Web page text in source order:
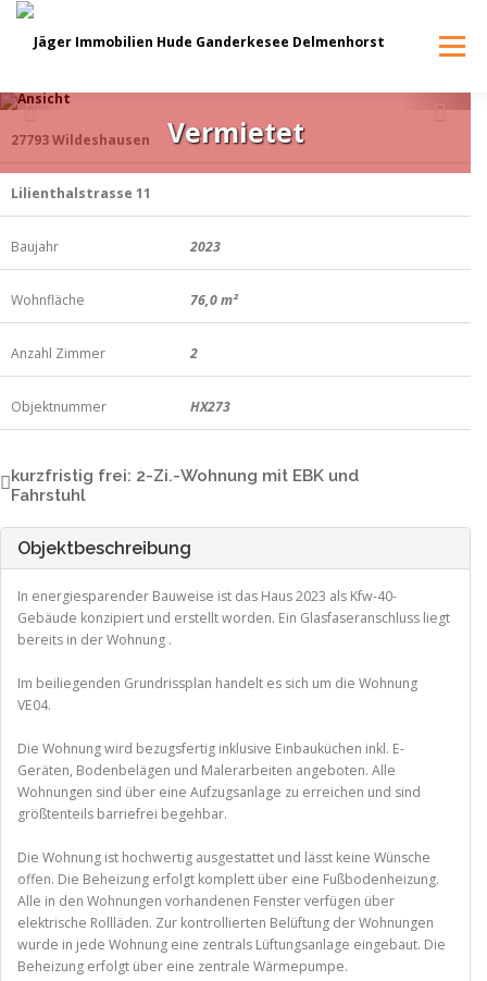
Zum
springen
Menü
LEISTUNGEN KAUFEN MIETEN
KONTAKT
Vermietet
Zurück
27793 Wildeshausen
Lilienthalstrasse 11
Baujahr 2023
Wohnfläche 76,0 m²
Anzahl Zimmer 2
Objektnummer HX273
kurzfristig frei: 2-Zi.-Wohnung mit EBK und
Fahrstuhl
Objektbeschreibung
In energiesparender Bauweise ist das Haus 2023 als Kfw-40-
Gebäude konzipiert und erstellt worden. Ein Glasfaseranschluss liegt
bereits in der Wohnung .
Im beiliegenden Grundrissplan handelt es sich um die Wohnung
VE04.
Die Wohnung wird bezugsfertig inklusive Einbauküchen inkl. E-
Geräten, Bodenbelägen und Malerarbeiten angeboten. Alle
Wohnungen sind über eine Aufzugsanlage zu erreichen und sind
größtenteils barriefrei begehbar.
Die Wohnung ist hochwertig ausgestattet und lässt keine Wünsche
offen. Die Beheizung erfolgt komplett über eine Fußbodenheizung.
Alle in den Wohnungen vorhandenen Fenster verfügen über
elektrische Rollläden. Zur kontrollierten Belüftung der Wohnungen
wurde in jede Wohnung eine zentrals Lüftungsanlage eingebaut. Die
Beheizung erfolgt über eine zentrale Wärmepumpe.